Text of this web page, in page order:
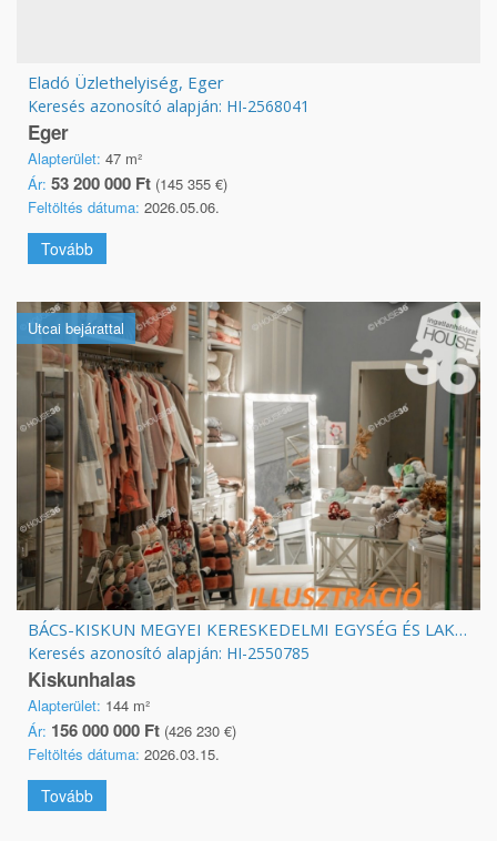
Eladó Üzlethelyiség, Eger
Keresés azonosító alapján: HI-2568041
Eger
Alapterület: 47 m²
Ár: 53 200 000 Ft (145 355 €)
Feltöltés dátuma: 2026.05.06.
Tovább
Utcai bejárattal
BÁCS-KISKUN MEGYEI KERESKEDELMI EGYSÉG ÉS LAKÓINGATLAN ELADÓ!
Keresés azonosító alapján: HI-2550785
Kiskunhalas
Alapterület: 144 m²
Ár: 156 000 000 Ft (426 230 €)
Feltöltés dátuma: 2026.03.15.
Tovább